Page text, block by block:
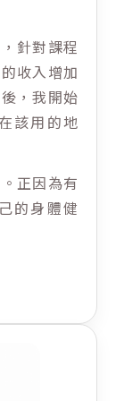
針對課程
收入增加
，我開始
該用的地
正因為有
的身體健